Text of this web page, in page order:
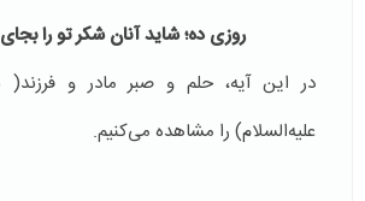
روزی ده؛ شاید آنان شکر تو را
در این آیه، حلم و صبر مادر و فرزند(
علیه‌السلام) را مشاهده می‌کنیم.